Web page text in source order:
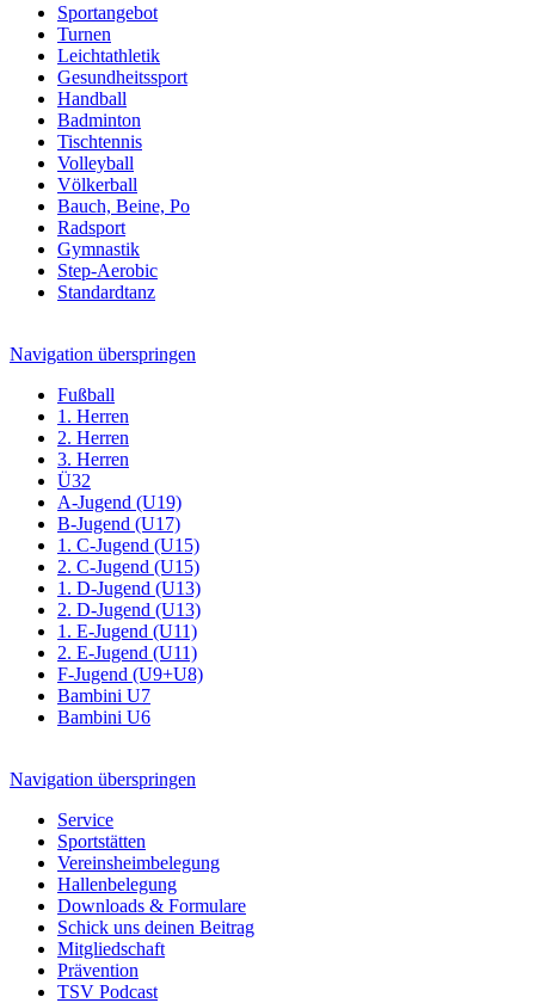
Sportangebot
Turnen
Leichtathletik
Gesundheitssport
Handball
Badminton
Tischtennis
Volleyball
Völkerball
Bauch, Beine, Po
Radsport
Gymnastik
Step-Aerobic
Standardtanz
Navigation überspringen
Fußball
1. Herren
2. Herren
3. Herren
Ü32
A-Jugend (U19)
B-Jugend (U17)
1. C-Jugend (U15)
2. C-Jugend (U15)
1. D-Jugend (U13)
2. D-Jugend (U13)
1. E-Jugend (U11)
2. E-Jugend (U11)
F-Jugend (U9+U8)
Bambini U7
Bambini U6
Navigation überspringen
Service
Sportstätten
Vereinsheimbelegung
Hallenbelegung
Downloads & Formulare
Schick uns deinen Beitrag
Mitgliedschaft
Prävention
TSV Podcast